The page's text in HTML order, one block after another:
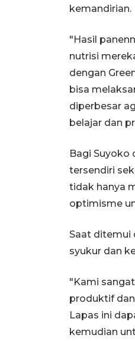
kemandirian.
"Hasil
nutrisi
dengan
bisa
diperbesar
belajar dan
Bagi Suyoko
tersendiri
tidak hanya
optimisme
Saat ditemui
syukur dan
"Kami
produktif
Lapas ini
kemudian